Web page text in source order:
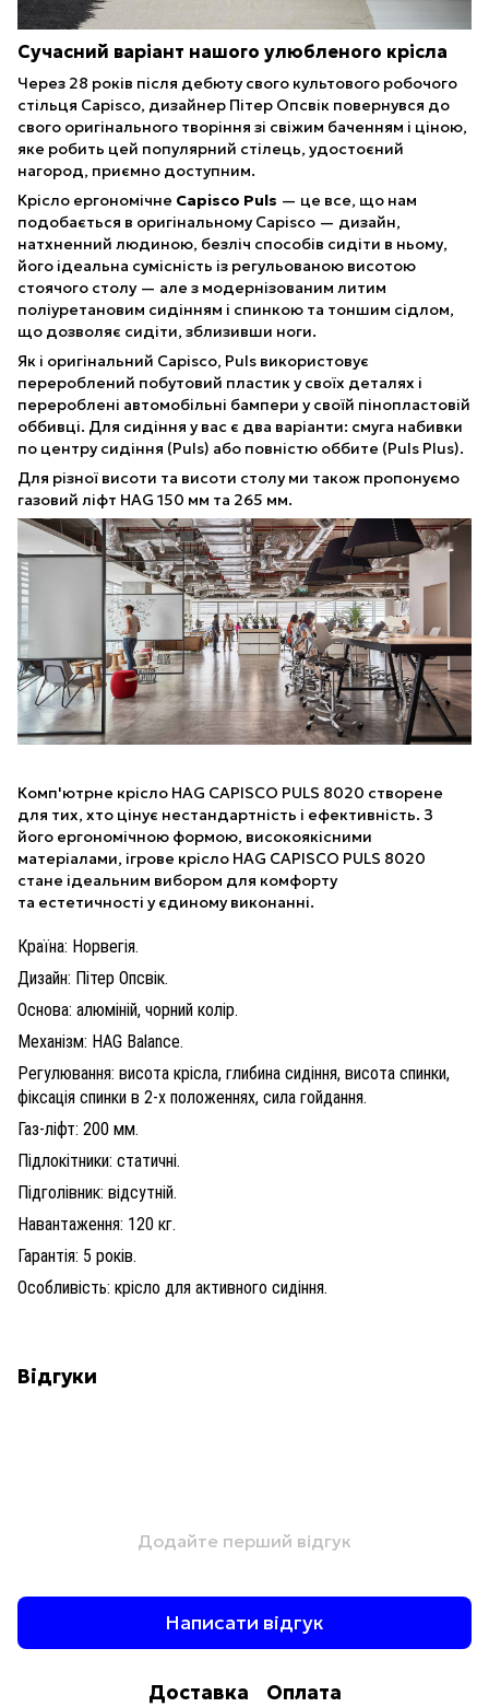
Сучасний варіант нашого улюбленого крісла
Через 28 років після дебюту свого культового робочого
стільця Capisco, дизайнер Пітер Опсвік повернувся до
свого оригінального творіння зі свіжим баченням і ціною,
яке робить цей популярний стілець, удостоєний
нагород, приємно доступним.
Крісло ергономічне Capisco Puls — це все, що нам
подобається в оригінальному Capisco — дизайн,
натхненний людиною, безліч способів сидіти в ньому,
його ідеальна сумісність із регульованою висотою
стоячого столу — але з модернізованим литим
поліуретановим сидінням і спинкою та тоншим сідлом,
що дозволяє сидіти, зблизивши ноги.
Як і оригінальний Capisco, Puls використовує
перероблений побутовий пластик у своїх деталях і
перероблені автомобільні бампери у своїй пінопластовій
оббивці. Для сидіння у вас є два варіанти: смуга набивки
по центру сидіння (Puls) або повністю оббите (Puls Plus).
Для різної висоти та висоти столу ми також пропонуємо
газовий ліфт HAG 150 мм та 265 мм.
Комп'ютрне крісло HAG CAPISCO PULS 8020 створене
для тих, хто цінує нестандартність і ефективність. З
його ергономічною формою, високоякісними
матеріалами, ігрове крісло HAG CAPISCO PULS 8020
стане ідеальним вибором для комфорту
та естетичності у єдиному виконанні.
Країна: Норвегія.
Дизайн: Пітер Опсвік.
Основа: алюміній, чорний колір.
Механізм: HAG Balance.
Регулювання: висота крісла, глибина сидіння, висота спинки,
фіксація спинки в 2-х положеннях, сила гойдання.
Газ-ліфт: 200 мм.
Підлокітники: статичні.
Підголівник: відсутній.
Навантаження: 120 кг.
Гарантія: 5 років.
Особливість: крісло для активного сидіння.
Відгуки
Додайте перший відгук
Написати відгук
Доставка Оплата